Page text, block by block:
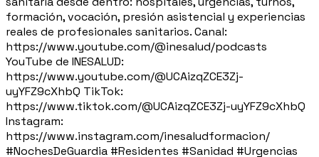
formación, vocación, presión asistencial y experiencias
reales de profesionales sanitarios. Canal:
https://www.youtube.com/@inesalud/podcasts
YouTube de INESALUD:
https://www.youtube.com/@UCAizqZCE3Zj-
uyYFZ9cXhbQ TikTok:
https://www.tiktok.com/@UCAizqZCE3Zj-uyYFZ9cXhbQ
Instagram:
https://www.instagram.com/inesaludformacion/
#NochesDeGuardia #Residentes #Sanidad #Urgencias